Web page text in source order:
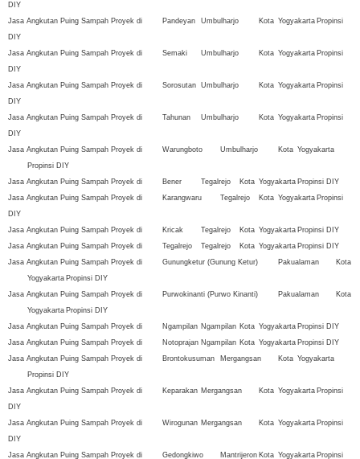
DIY
Jasa Angkutan Puing Sampah Proyek di
Pandeyan Umbulharjo Kota Yogyakarta Propinsi
DIY
Jasa Angkutan Puing Sampah Proyek di
Semaki Umbulharjo Kota Yogyakarta Propinsi
DIY
Jasa Angkutan Puing Sampah Proyek di
Sorosutan Umbulharjo Kota Yogyakarta Propinsi
DIY
Jasa Angkutan Puing Sampah Proyek di
Tahunan Umbulharjo Kota Yogyakarta Propinsi
DIY
Jasa Angkutan Puing Sampah Proyek di
Warungboto Umbulharjo Kota Yogyakarta
Propinsi DIY
Jasa Angkutan Puing Sampah Proyek di
Bener Tegalrejo Kota Yogyakarta Propinsi DIY
Jasa Angkutan Puing Sampah Proyek di
Karangwaru Tegalrejo Kota Yogyakarta Propinsi
DIY
Jasa Angkutan Puing Sampah Proyek di
Kricak Tegalrejo Kota Yogyakarta Propinsi DIY
Jasa Angkutan Puing Sampah Proyek di
Tegalrejo Tegalrejo Kota Yogyakarta Propinsi DIY
Jasa Angkutan Puing Sampah Proyek di
Gunungketur (Gunung Ketur) Pakualaman
Kota
Yogyakarta Propinsi DIY
Jasa Angkutan Puing Sampah Proyek di
Purwokinanti (Purwo Kinanti) Pakualaman
Kota
Yogyakarta Propinsi DIY
Jasa Angkutan Puing Sampah Proyek di
Ngampilan Ngampilan Kota Yogyakarta Propinsi DIY
Jasa Angkutan Puing Sampah Proyek di
Notoprajan Ngampilan Kota Yogyakarta Propinsi DIY
Jasa Angkutan Puing Sampah Proyek di
Brontokusuman Mergangsan Kota Yogyakarta
Propinsi DIY
Jasa Angkutan Puing Sampah Proyek di
Keparakan Mergangsan Kota Yogyakarta Propinsi
DIY
Jasa Angkutan Puing Sampah Proyek di
Wirogunan Mergangsan Kota Yogyakarta Propinsi
DIY
Jasa Angkutan Puing Sampah Proyek di
Gedongkiwo Mantrijeron Kota Yogyakarta Propinsi